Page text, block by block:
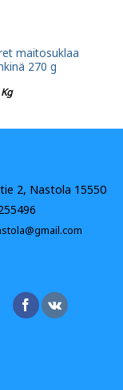
maitosuklaa
270 g
2, Nastola 15550